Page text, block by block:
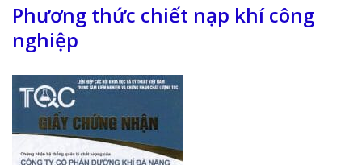
Phương thức chiết nạp khí công
nghiệp